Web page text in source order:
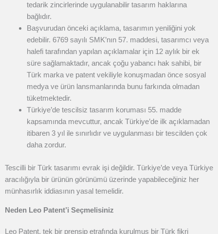
tedarik zincirlerinde uygulanabilir tasarım haklarına
bağlıdır.
Başvurudan önceki açıklama, tasarımın yeniliğini yok
edebilir. 6769 sayılı SMK’nın 57. maddesi, tasarımcı veya
halefi tarafından yapılan açıklamalar için 12 aylık bir ek
süre sağlamaktadır, ancak çoğu yabancı hak sahibi, bir
Türk marka ve patent vekiliyle konuşmadan önce sosyal
medya ve ürün lansmanlarında bunu farkında olmadan
tüketmektedir.
Türkiye’de tescilsiz tasarım koruması 55. madde
kapsamında mevcuttur, ancak Türkiye’de ilk açıklamadan
itibaren 3 yıl ile sınırlıdır ve uygulanması bir tescilden çok
daha zordur.
Tescilli bir Türk tasarımı evrak işi değildir. Türkiye’de veya Türkiye
aracılığıyla bir ürünün görünümü üzerinde yapabileceğiniz her
münhasırlık iddiasının yasal temelidir.
Neden Leo Patent’i Seçmelisiniz
Leo Patent, tek bir prensip etrafında kurulmuş bir Türk fikri